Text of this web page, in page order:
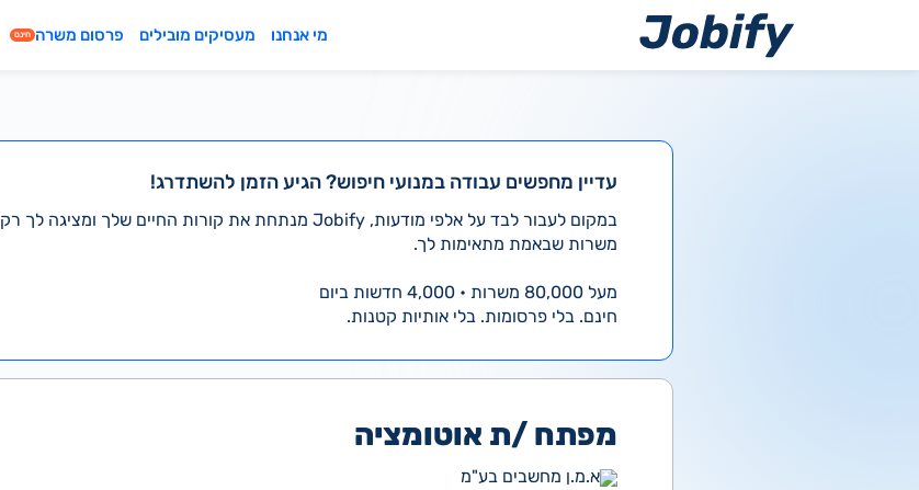
מי אנחנו מעסיקים מובילים פרסום משרה חינם
עדיין מחפשים עבודה במנועי חיפוש? הגיע הזמן להשתדרג!
במקום לעבור לבד על אלפי מודעות, Jobify מנתחת את קורות החיים שלך ומציגה לך רק
משרות שבאמת מתאימות לך.
מעל 80,000 משרות • 4,000 חדשות ביום
חינם. בלי פרסומות. בלי אותיות קטנות.
מפתח /ת אוטומציה
א.מ.ן מחשבים בע"מ